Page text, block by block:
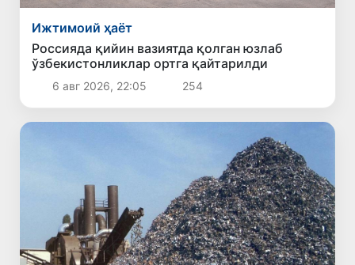
Ижтимоий ҳаёт
Россияда қийин вазиятда қолган юзлаб
ўзбекистонликлар ортга қайтарилди
6 авг 2026, 22:05 254